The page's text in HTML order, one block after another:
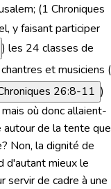
(1 Chroniques
y faisant participer
) les 24 classes de
et musiciens (
26:8-11 )
où donc allaient-
de la tente que
Non, la dignité de
d'autant mieux le
servir de cadre à une